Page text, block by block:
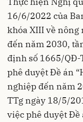
16/6/2022 của
khóa XIII về nông
đến năm 2030,
định số 1665/
phê duyệt Đề án
nghiệp đến năm
TTg ngày 18/5/
việc phê duyệt